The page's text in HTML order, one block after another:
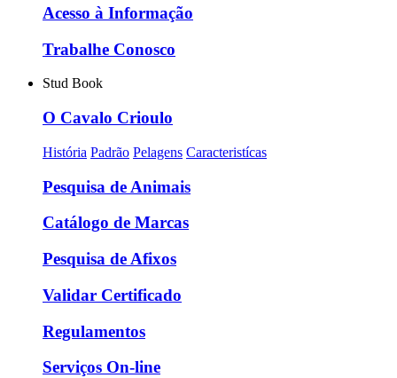
Acesso à Informação
Trabalhe Conosco
Stud Book
O Cavalo Crioulo
História Padrão Pelagens Caracteristícas
Pesquisa de Animais
Catálogo de Marcas
Pesquisa de Afixos
Validar Certificado
Regulamentos
Serviços On-line